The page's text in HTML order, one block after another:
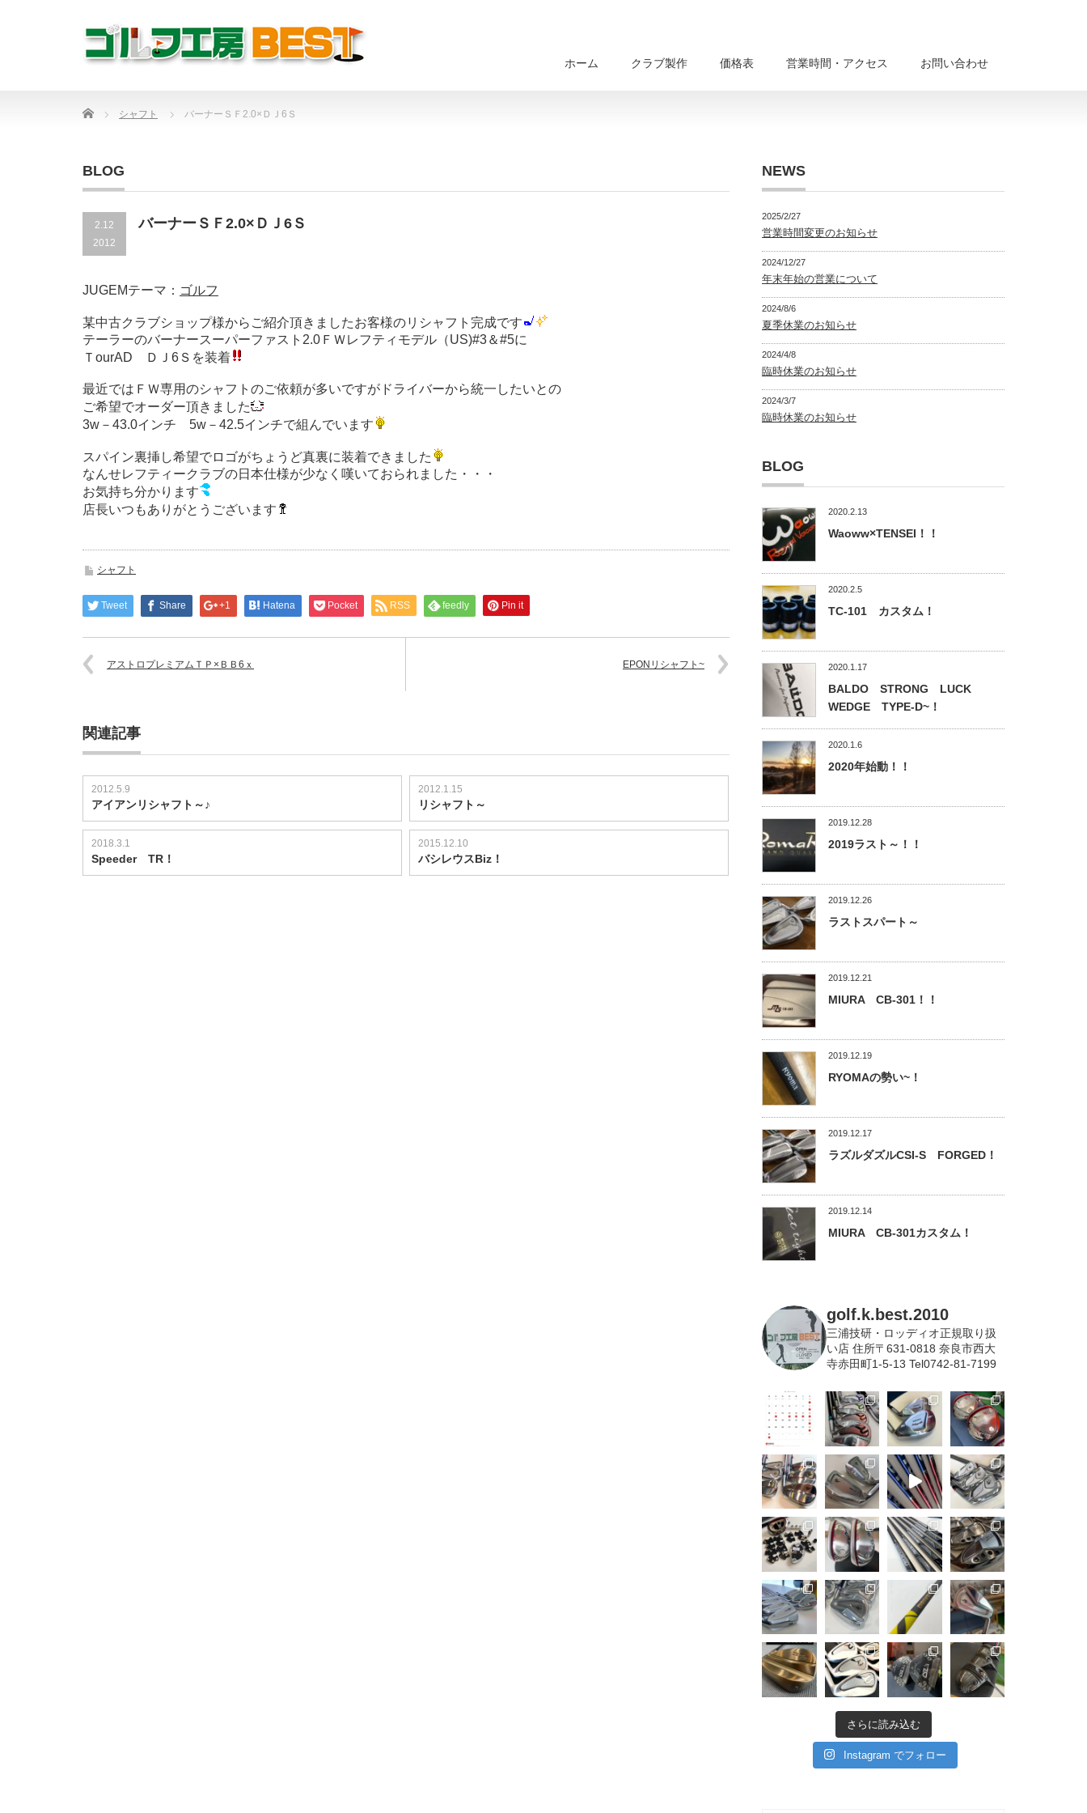
ホーム クラブ製作 価格表 営業時間・アクセス お問い合わせ
Home シャフト バーナーＳＦ2.0×ＤＪ6Ｓ
BLOG
2.12
2012
バーナーＳＦ2.0×ＤＪ6Ｓ
JUGEMテーマ： ゴルフ
某中古クラブショップ様からご紹介頂きましたお客様のリシャフト完成です
テーラーのバーナースーパーファスト2.0ＦＷレフティモデル（US)#3＆#5に
ＴourAD ＤＪ6Ｓを装着
最近ではＦＷ専用のシャフトのご依頼が多いですがドライバーから統一したいとの
ご希望でオーダー頂きました
3w－43.0インチ 5w－42.5インチで組んでいます
スパイン裏挿し希望でロゴがちょうど真裏に装着できました
なんせレフティークラブの日本仕様が少なく嘆いておられました・・・
お気持ち分かります
店長いつもありがとうございます
シャフト
Tweet Share +1 Hatena Pocket RSS feedly Pin it
アストロプレミアムＴＰ×ＢＢ6ｘ EPONリシャフト~
関連記事
2012.5.9
アイアンリシャフト～♪
2012.1.15
リシャフト～
2018.3.1
Speeder TR！
2015.12.10
バシレウスBiz！
NEWS
2025/2/27
営業時間変更のお知らせ
2024/12/27
年末年始の営業について
2024/8/6
夏季休業のお知らせ
2024/4/8
臨時休業のお知らせ
2024/3/7
臨時休業のお知らせ
BLOG
2020.2.13
Waoww×TENSEI！！
2020.2.5
TC-101 カスタム！
2020.1.17
BALDO STRONG LUCK
WEDGE TYPE-D~！
2020.1.6
2020年始動！！
2019.12.28
2019ラスト～！！
2019.12.26
ラストスパート～
2019.12.21
MIURA CB-301！！
2019.12.19
RYOMAの勢い~！
2019.12.17
ラズルダズルCSI-S FORGED！
2019.12.14
MIURA CB-301カスタム！
golf.k.best.2010
三浦技研・ロッディオ正規取り扱
い店 住所〒631-0818 奈良市西大
寺赤田町1-5-13 Tel0742-81-7199
さらに読み込む
Instagram でフォロー